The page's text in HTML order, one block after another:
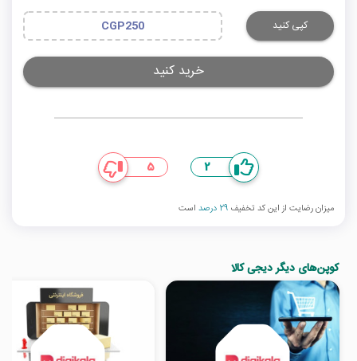
کپی کنید CGP250
خرید کنید
2
5
میزان رضایت از این کد تخفیف 29 درصد است
کوپن‌های دیگر دیجی کالا